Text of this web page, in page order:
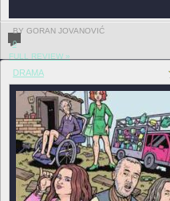
BY GORAN JOVANOVIĆ
0
FULL REVIEW »
DRAMA